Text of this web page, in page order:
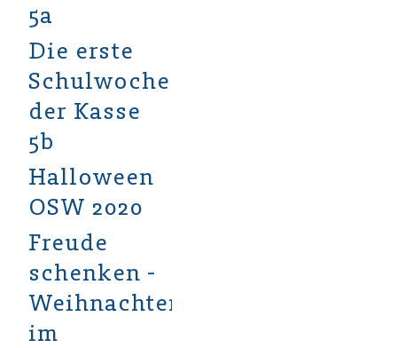
5a
Die erste
Schulwoche
der Kasse
5b
Halloween
OSW 2020
Freude
schenken -
Weihnachten
im